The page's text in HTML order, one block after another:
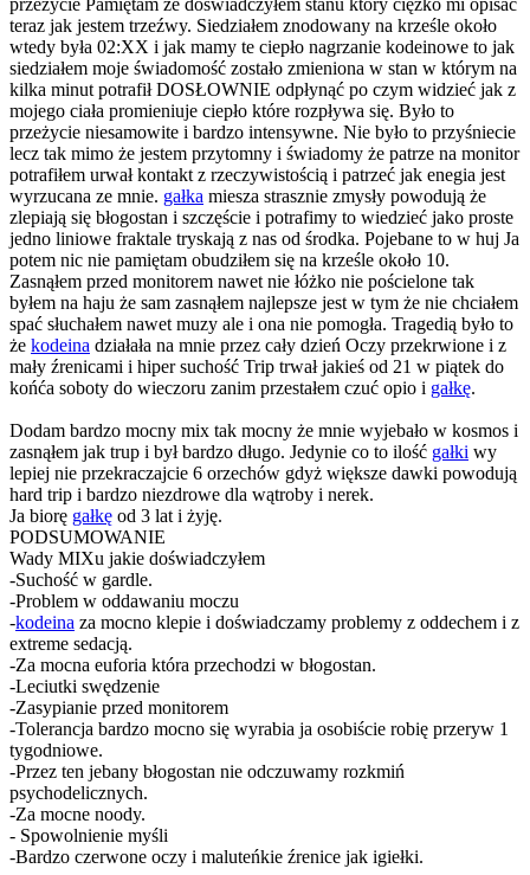
teraz jak jestem trzeźwy. Siedziałem znodowany na krześle około
wtedy była 02:XX i jak mamy te ciepło nagrzanie kodeinowe to jak
siedziałem moje świadomość zostało zmieniona w stan w którym na
kilka minut potrafił DOSŁOWNIE odpłynąć po czym widzieć jak z
mojego ciała promieniuje ciepło które rozpływa się. Było to
przeżycie niesamowite i bardzo intensywne. Nie było to przyśniecie
lecz tak mimo że jestem przytomny i świadomy że patrze na monitor
potrafiłem urwał kontakt z rzeczywistością i patrzeć jak enegia jest
wyrzucana ze mnie. gałka miesza strasznie zmysły powodują że
zlepiają się błogostan i szczęście i potrafimy to wiedzieć jako proste
jedno liniowe fraktale tryskają z nas od środka. Pojebane to w huj Ja
potem nic nie pamiętam obudziłem się na krześle około 10.
Zasnąłem przed monitorem nawet nie łóżko nie pościelone tak
byłem na haju że sam zasnąłem najlepsze jest w tym że nie chciałem
spać słuchałem nawet muzy ale i ona nie pomogła. Tragedią było to
że kodeina działała na mnie przez cały dzień Oczy przekrwione i z
mały źrenicami i hiper suchość Trip trwał jakieś od 21 w piątek do
końća soboty do wieczoru zanim przestałem czuć opio i gałkę.
Dodam bardzo mocny mix tak mocny że mnie wyjebało w kosmos i
zasnąłem jak trup i był bardzo długo. Jedynie co to ilość gałki wy
lepiej nie przekraczajcie 6 orzechów gdyż większe dawki powodują
hard trip i bardzo niezdrowe dla wątroby i nerek.
Ja biorę gałkę od 3 lat i żyję.
PODSUMOWANIE
Wady MIXu jakie doświadczyłem
-Suchość w gardle.
-Problem w oddawaniu moczu
-kodeina za mocno klepie i doświadczamy problemy z oddechem i z
extreme sedacją.
-Za mocna euforia która przechodzi w błogostan.
-Leciutki swędzenie
-Zasypianie przed monitorem
-Tolerancja bardzo mocno się wyrabia ja osobiście robię przeryw 1
tygodniowe.
-Przez ten jebany błogostan nie odczuwamy rozkmiń
psychodelicznych.
-Za mocne noody.
- Spowolnienie myśli
-Bardzo czerwone oczy i maluteńkie źrenice jak igiełki.